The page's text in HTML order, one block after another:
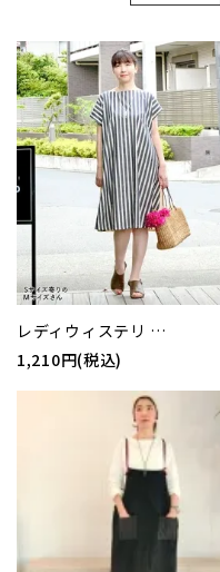
レディウィステリ …
1,210円(税込)